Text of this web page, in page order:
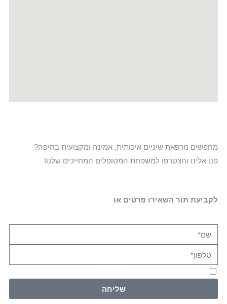
מחפשים מרפאת שיניים איכותית, אמינה ומקצועית בחיפה?
פנו אלינו והצטרפו למשפחת המטופלים המחייכים שלנו!
לקביעת תור השאירו פרטים או
שליחה